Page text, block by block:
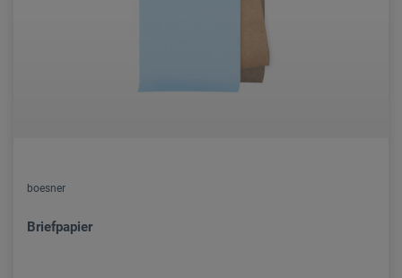
boesner
Briefpapier